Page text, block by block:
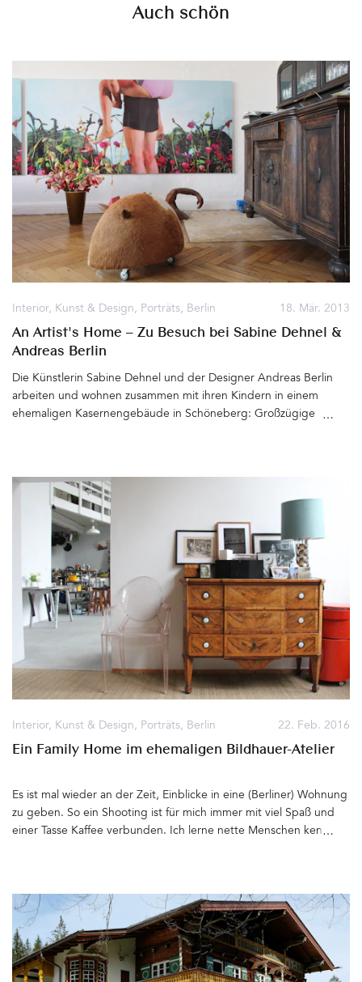
Auch schön
18. Mär. 2013
Interior, Kunst & Design, Porträts, Berlin
An Artist's Home – Zu Besuch bei Sabine Dehnel &
Andreas Berlin
Die Künstlerin Sabine Dehnel und der Designer Andreas Berlin
arbeiten und wohnen zusammen mit ihren Kindern in einem
ehemaligen Kasernengebäude in Schöneberg: Großzügige
Kreativität! Im Wohnbereich sitzt man auf von Andreas selbst
entworfenen Sofas. Das rote b-flat, das 2007 mit dem red dot
design award ausgezeichnet wurde, steht vor den
großformatigen Bildern von Sabine. Flohmarkt-Funde,
Kunstobjekte und ausgesuchte Möbelstücke ergeben eine Idee
davon, wie die beiden Künstler fühlen, denken, arbeiten. Es gibt
viel zu entdecken und die Anekdoten, die zu den Bildern oder
Gegenständen gehören, sind sehr inspirierend. Sabines Bilder
könnt Ihr schon auf einigen Fotos sehen, über ihre Kunst möchte
ich allerdings gerne einen eigenen Beitrag schreiben. Daher gibt
es nur einen Blick vom Flur in ihr Atelier. Dort stehen und hängen
so viele wunderbare Dinge – fotografiert habe ich
sie bereits&hellip&hellip
22. Feb. 2016
Interior, Kunst & Design, Porträts, Berlin
Ein Family Home im ehemaligen Bildhauer-Atelier
Es ist mal wieder an der Zeit, Einblicke in eine (Berliner) Wohnung
zu geben. So ein Shooting ist für mich immer mit viel Spaß und
einer Tasse Kaffee verbunden. Ich lerne nette Menschen kennen,
zum Thema Farbe zu beraten. Nun sind die Wände und
Holzeinbauten in hellen Neutraltönen (F&B's Pavillon Gray,
Wimborne White und Skimming Stone) gestrichen und lackiert,
der Umzug liegt bereits einige Monate hinter ihnen und ich freue
mich, Fotos von diesem neher ungewöhnlichen Zuhause machen